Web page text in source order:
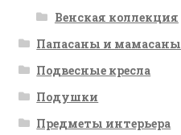
Венская коллекция
Папасаны и мамасаны
Подвесные кресла
Подушки
Предметы интерьера